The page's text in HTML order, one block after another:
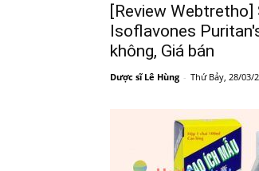
[Review Webtretho]
Isoflavones
không, Giá bán
Dược sĩ Lê Hùng - Thứ Bảy, 28/03/